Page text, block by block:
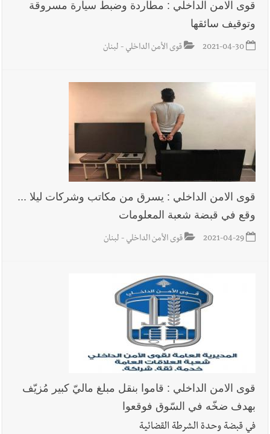
قوى الامن الداخلي : مطاردة وضبط سيارة مسروقة
وتوقيف سائقها
2021-04-30 قوى الأمن الداخلي - لبنان
قوى الامن الداخلي : يسرق من مكاتب وشركات ليلا ...
وقع في قبضة شعبة المعلومات
2021-04-29 قوى الأمن الداخلي - لبنان
قوى الامن الداخلي : قاموا بنقل مبلغ ماليّ كبير مُزيّف
بهدف ضخّه في السّوق فوقعوا
في قبضة وحدة الشرطة القضائية